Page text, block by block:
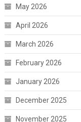
May 2026
April 2026
March 2026
February 2026
January 2026
December 2025
November 2025